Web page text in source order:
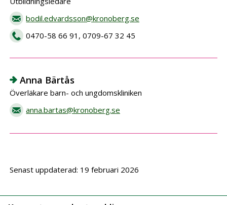
bodil.edvardsson@kronoberg.se
0470-58 66 91, 0709-67 32 45
Anna Bärtås
Överläkare barn- och ungdomskliniken
anna.bartas@kronoberg.se
Senast uppdaterad: 19 februari 2026